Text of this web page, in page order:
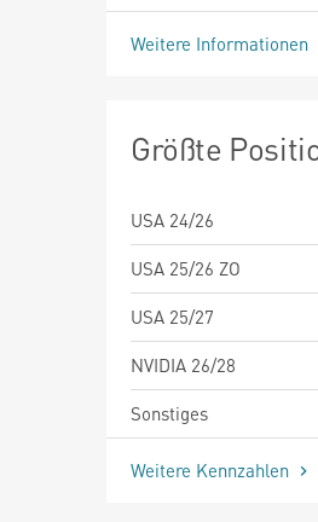
Weitere Informationen
Größte
USA 24/26
USA 25/26 ZO
USA 25/27
NVIDIA 26/28
Sonstiges
Weitere Kennzahlen